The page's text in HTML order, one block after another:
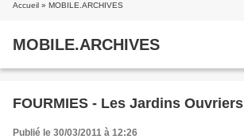
Accueil » MOBILE.ARCHIVES
MOBILE.ARCHIVES
FOURMIES - Les Jardins Ouvriers
Publié le 30/03/2011 à 12:26